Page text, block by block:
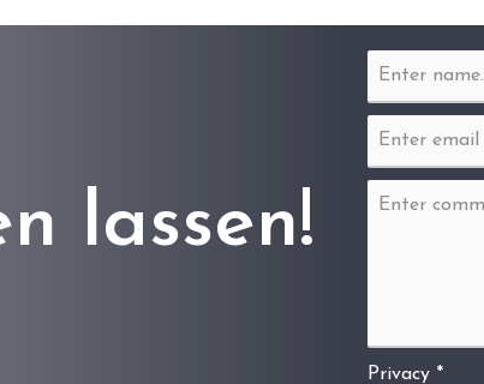
lassen!
Privacy *